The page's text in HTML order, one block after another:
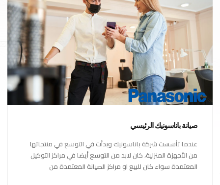
صيانة باناسونيك الرئيسي
عندما تأسست شركة باناسونيك وبدأت في التوسع في منتجاتها
من الأجهزة المنزلية، كان لابد من التوسع أيضا في مراكز التوكيل
المعتمدة سواء كان للبيع او مراكز الصيانة المعتمدة من